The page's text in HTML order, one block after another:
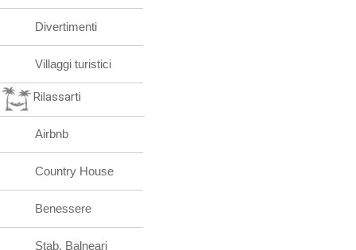
Divertimenti
Villaggi turistici
Rilassarti
Airbnb
Country House
Benessere
Stab. Balneari